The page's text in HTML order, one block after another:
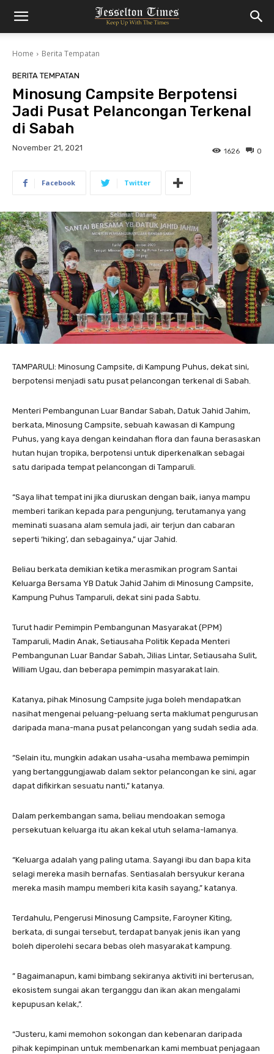
Home Berita Tempatan
BERITA TEMPATAN
Minosung Campsite Berpotensi
Jadi Pusat Pelancongan Terkenal
di Sabah
November 21, 2021 0
1626
Facebook Twitter
TAMPARULI: Minosung Campsite, di Kampung Puhus, dekat sini,
berpotensi menjadi satu pusat pelancongan terkenal di Sabah.
Menteri Pembangunan Luar Bandar Sabah, Datuk Jahid Jahim,
berkata, Minosung Campsite, sebuah kawasan di Kampung
Puhus, yang kaya dengan keindahan flora dan fauna berasaskan
hutan hujan tropika, berpotensi untuk diperkenalkan sebagai
satu daripada tempat pelancongan di Tamparuli.
“Saya lihat tempat ini jika diuruskan dengan baik, ianya mampu
memberi tarikan kepada para pengunjung, terutamanya yang
meminati suasana alam semula jadi, air terjun dan cabaran
seperti ‘hiking’, dan sebagainya,” ujar Jahid.
Beliau berkata demikian ketika merasmikan program Santai
Keluarga Bersama YB Datuk Jahid Jahim di Minosung Campsite,
Kampung Puhus Tamparuli, dekat sini pada Sabtu.
Turut hadir Pemimpin Pembangunan Masyarakat (PPM)
Tamparuli, Madin Anak, Setiausaha Politik Kepada Menteri
Pembangunan Luar Bandar Sabah, Jilias Lintar, Setiausaha Sulit,
William Ugau, dan beberapa pemimpin masyarakat lain.
Katanya, pihak Minosung Campsite juga boleh mendapatkan
nasihat mengenai peluang-peluang serta maklumat pengurusan
daripada mana-mana pusat pelancongan yang sudah sedia ada.
“Selain itu, mungkin adakan usaha-usaha membawa pemimpin
yang bertanggungjawab dalam sektor pelancongan ke sini, agar
dapat difikirkan sesuatu nanti,” katanya.
Dalam perkembangan sama, beliau mendoakan semoga
persekutuan keluarga itu akan kekal utuh selama-lamanya.
“Keluarga adalah yang paling utama. Sayangi ibu dan bapa kita
selagi mereka masih bernafas. Sentiasalah bersyukur kerana
mereka masih mampu memberi kita kasih sayang,” katanya.
Terdahulu, Pengerusi Minosung Campsite, Faroyner Kiting,
berkata, di sungai tersebut, terdapat banyak jenis ikan yang
boleh diperolehi secara bebas oleh masyarakat kampung.
” Bagaimanapun, kami bimbang sekiranya aktiviti ini berterusan,
ekosistem sungai akan terganggu dan ikan akan mengalami
kepupusan kelak,”.
“Justeru, kami memohon sokongan dan kebenaran daripada
pihak kepimpinan untuk membenarkan kami membuat penjagaan